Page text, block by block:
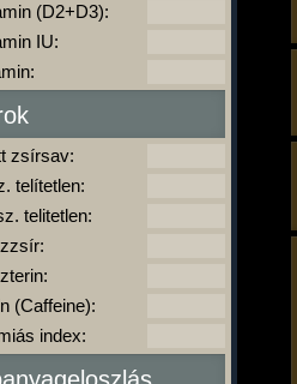
(D2+D3):
IU:
zsírsav:
telítetlen:
telitetlen:
(Caffeine):
index: